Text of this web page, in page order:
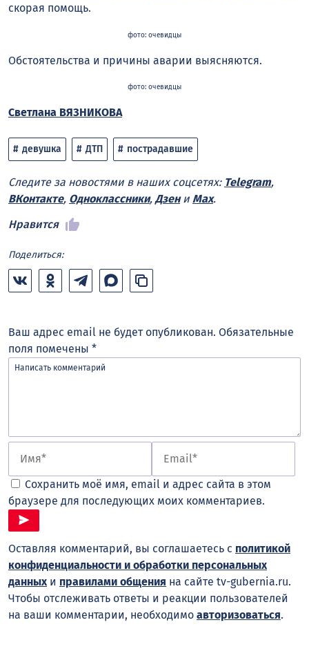
скорая помощь.
фото: очевидцы
Обстоятельства и причины аварии выясняются.
фото: очевидцы
Светлана ВЯЗНИКОВА
девушка ДТП пострадавшие
Следите за новостями в наших соцсетях: Telegram,
ВКонтакте, Одноклассники, Дзени Max.
Нравится
Поделиться:
Ваш адрес email не будет опубликован. Обязательные
поля помечены *
Сохранить моё имя, email и адрес сайта в этом
браузере для последующих моих комментариев.
Оставляя комментарий, вы соглашаетесь с политикой
конфиденциальности и обработки персональных
данных и правилами общения на сайте tv-gubernia.ru.
Чтобы отслеживать ответы и реакции пользователей
на ваши комментарии, необходимо авторизоваться.